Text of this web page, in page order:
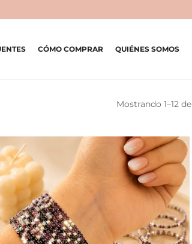
CÓMO COMPRAR QUIÉNES SOMOS
Mostrando 1–12